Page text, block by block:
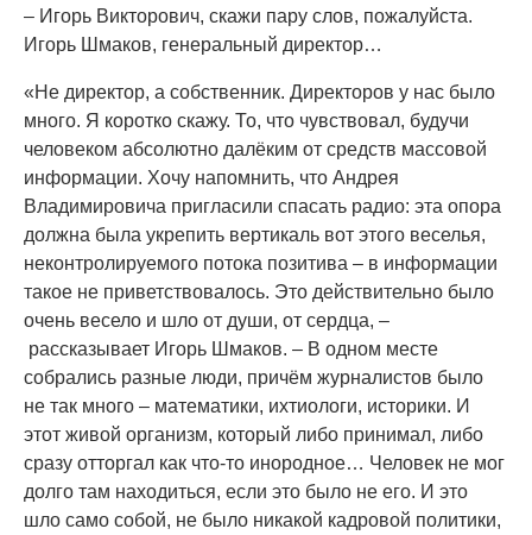
– Игорь Викторович, скажи пару слов, пожалуйста.
Игорь Шмаков, генеральный директор…
«Не директор, а собственник. Директоров у нас было
много. Я коротко скажу. То, что чувствовал, будучи
человеком абсолютно далёким от средств массовой
информации. Хочу напомнить, что Андрея
Владимировича пригласили спасать радио: эта опора
должна была укрепить вертикаль вот этого веселья,
неконтролируемого потока позитива – в информации
такое не приветствовалось. Это действительно было
очень весело и шло от души, от сердца, –
рассказывает Игорь Шмаков. – В одном месте
собрались разные люди, причём журналистов было
не так много – математики, ихтиологи, историки. И
этот живой организм, который либо принимал, либо
сразу отторгал как что-то инородное… Человек не мог
долго там находиться, если это было не его. И это
шло само собой, не было никакой кадровой политики,